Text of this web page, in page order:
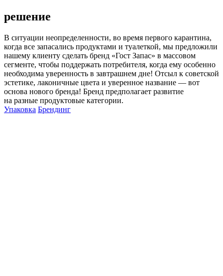
решение
В ситуации неопределенности, во время первого карантина,
когда все запасались продуктами и туалеткой, мы предложили
нашему клиенту сделать бренд «Гост Запас» в массовом
сегменте, чтобы поддержать потребителя, когда ему особенно
необходима уверенность в завтрашнем дне! Отсыл к советской
эстетике, лаконичные цвета и уверенное название — вот
основа нового бренда! Бренд предполагает развитие
на разные продуктовые категории.
Упаковка Брендинг